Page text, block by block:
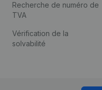
Recherche de numéro de
TVA
Vérification de la
solvabilité